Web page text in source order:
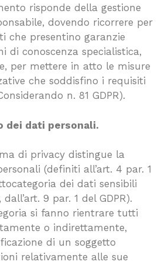
risponde della gestione
dovendo ricorrere per
che presentino garanzie
di conoscenza specialistica,
per mettere in atto le misure
che soddisfino i requisiti
n. 81 GDPR).
dei dati personali.
di privacy distingue la
(definiti all’art. 4 par. 1
dei dati sensibili
9 par. 1 del GDPR).
si fanno rientrare tutti
o indirettamente,
di un soggetto
relativamente alle sue